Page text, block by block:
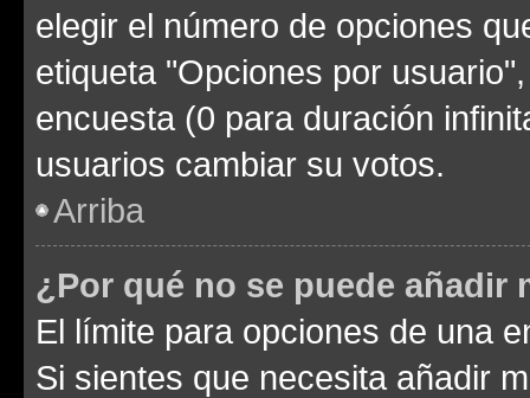
elegir el número de opciones
etiqueta "Opciones por
encuesta (0 para duración
usuarios cambiar su votos.
Arriba
¿Por qué no se puede añadir
El límite para opciones de una
Si sientes que necesita añadir